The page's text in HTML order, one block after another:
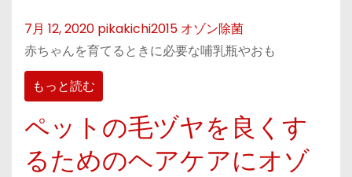
7月 12, 2020 pikakichi2015 オゾン除菌
赤ちゃんを育てるときに必要な哺乳瓶やおも
もっと読む
ペットの毛ヅヤを良くす
るためのヘアケアにオゾ